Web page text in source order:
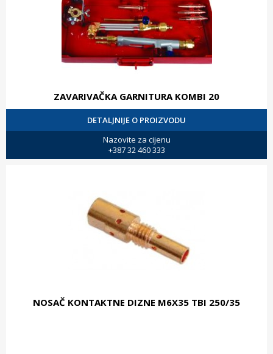
ZAVARIVAČKA GARNITURA KOMBI 20
DETALJNIJE O PROIZVODU
Nazovite za cijenu
+387 32 460 333
NOSAČ KONTAKTNE DIZNE M6X35 TBI 250/35